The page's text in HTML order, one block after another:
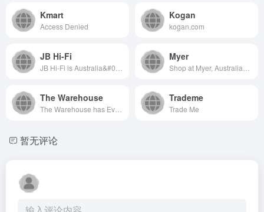
Kmart
Access Denied
Kogan
kogan.com
JB Hi-Fi Myer
The Warehouse Trademe
Trade Me
暂无评论